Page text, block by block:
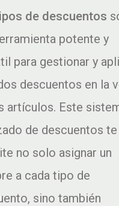
de descuentos
potente y
para gestionar y
descuentos en la
artículos. Este
de descuentos te
no solo asignar un
a cada tipo de
sino también